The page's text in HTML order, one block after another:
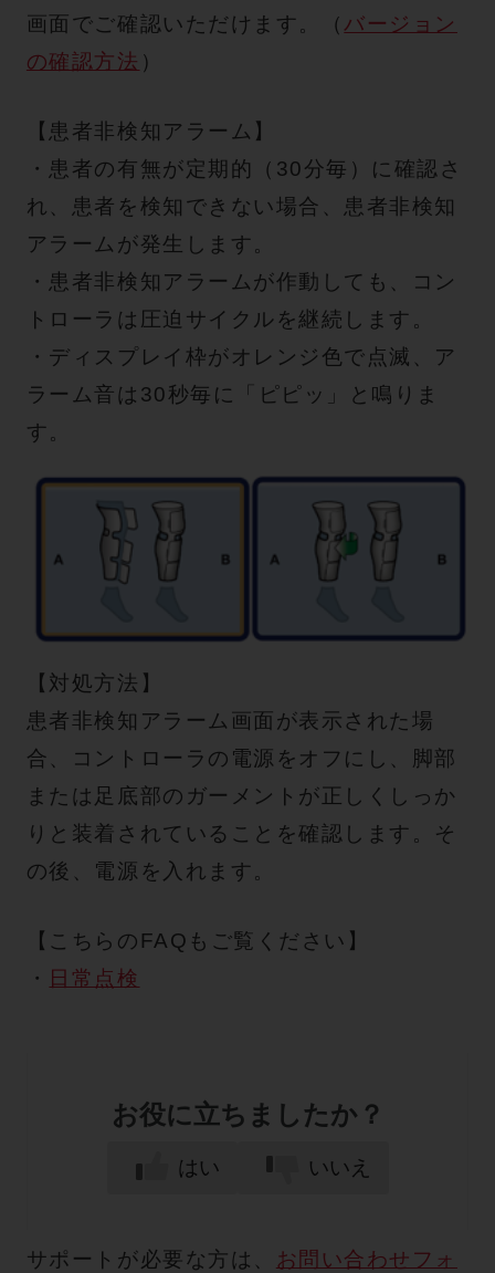
画面でご確認いただけます。（ バージョン
の確認方法 ）
【患者非検知アラーム】
・患者の有無が定期的（30分毎）に確認さ
れ、患者を検知できない場合、患者非検知
アラームが発生します。
・患者非検知アラームが作動しても、コン
トローラは圧迫サイクルを継続します。
・ディスプレイ枠がオレンジ色で点滅、ア
ラーム音は30秒毎に「ピピッ」と鳴りま
す。
【対処方法】
患者非検知アラーム画面が表示された場
合、コントローラの電源をオフにし、脚部
または足底部のガーメントが正しくしっか
りと装着されていることを確認します。そ
の後、電源を入れます。
【こちらのFAQもご覧ください】
・ 日常点検
お役に立ちましたか？
はい いいえ
サポートが必要な方は、 お問い合わせフォ